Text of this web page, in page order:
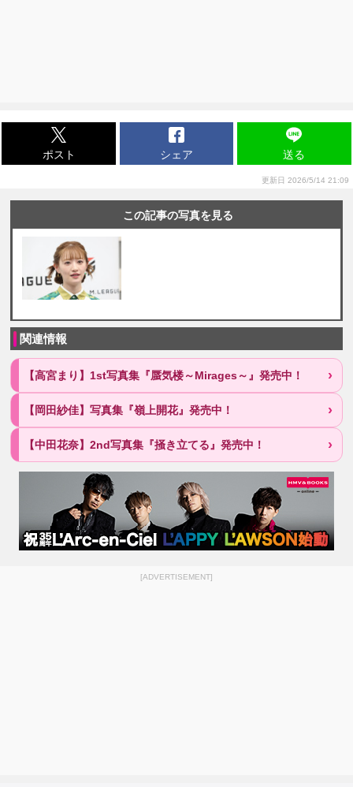
ポスト シェア 送る
更新日 2026/5/14 21:09
この記事の写真を見る
関連情報
【高宮まり】1st写真集『蜃気楼～Mirages～』発売中！
【岡田紗佳】写真集『嶺上開花』発売中！
【中田花奈】2nd写真集『掻き立てる』発売中！
[ADVERTISEMENT]